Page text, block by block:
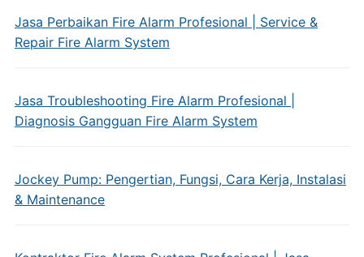
Jasa Perbaikan Fire Alarm Profesional | Service &
Repair Fire Alarm System
Jasa Troubleshooting Fire Alarm Profesional |
Diagnosis Gangguan Fire Alarm System
Jockey Pump: Pengertian, Fungsi, Cara Kerja, Instalasi
& Maintenance